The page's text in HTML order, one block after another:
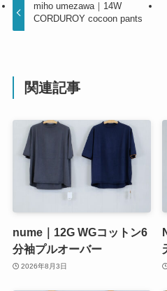
miho umezawa｜14W
CORDUROY cocoon pants
関連記事
nume｜12G WGコットン6
分袖プルオーバー
2026年8月3日